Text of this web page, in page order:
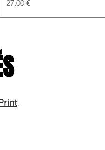
Prix
27,00 €
.